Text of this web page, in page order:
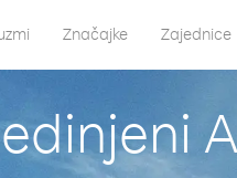
Značajke Zajednice